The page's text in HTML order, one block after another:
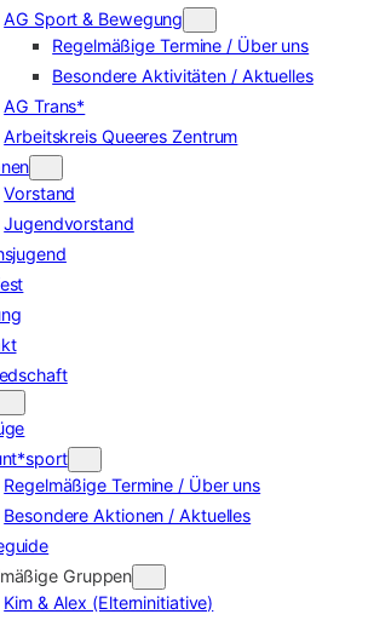
AG Sport & Bewegung
Regelmäßige Termine / Über uns
Besondere Aktivitäten / Aktuelles
AG Trans*
Arbeitskreis Queeres Zentrum
Vorstand
Jugendvorstand
Regelmäßige Termine / Über uns
Besondere Aktionen / Aktuelles
Gruppen
Kim & Alex (Elterninitiative)